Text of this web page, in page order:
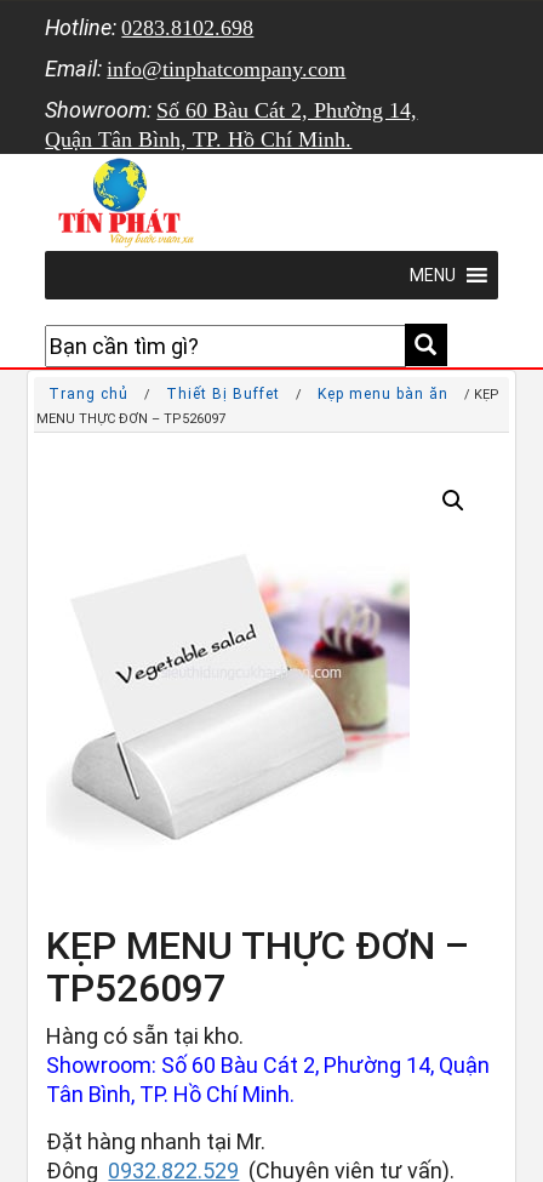
Hotline: 0283.8102.698
Email: info@tinphatcompany.com
Showroom: Số 60 Bàu Cát 2, Phường 14,
Quận Tân Bình, TP. Hồ Chí Minh.
MENU
Trang chủ / Thiết Bị Buffet / Kẹp menu bàn ăn
/ KẸP
MENU THỰC ĐƠN – TP526097
KẸP MENU THỰC ĐƠN –
TP526097
Hàng có sẵn tại kho.
Showroom: Số 60 Bàu Cát 2, Phường 14, Quận
Tân Bình, TP. Hồ Chí Minh.
Đặt hàng nhanh tại Mr.
Đông 0932.822.529 (Chuyên viên tư vấn).